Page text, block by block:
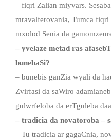
– fiqri Zalian miyvars.
mravalferovania, Tumca
mxolod Senia da
– yvelaze metad ras
bunebaSi?
– bunebis ganZia wyali da
Zvirfasi da saWiro
gulwrfeloba da erTguleba
– tradicia da novatoroba –
– Tu tradicia ar gagaCnia,